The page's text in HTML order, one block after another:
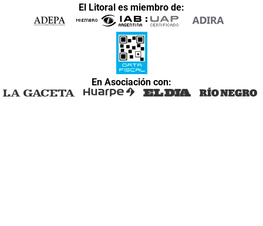
El Litoral es miembro de:
En Asociación con: